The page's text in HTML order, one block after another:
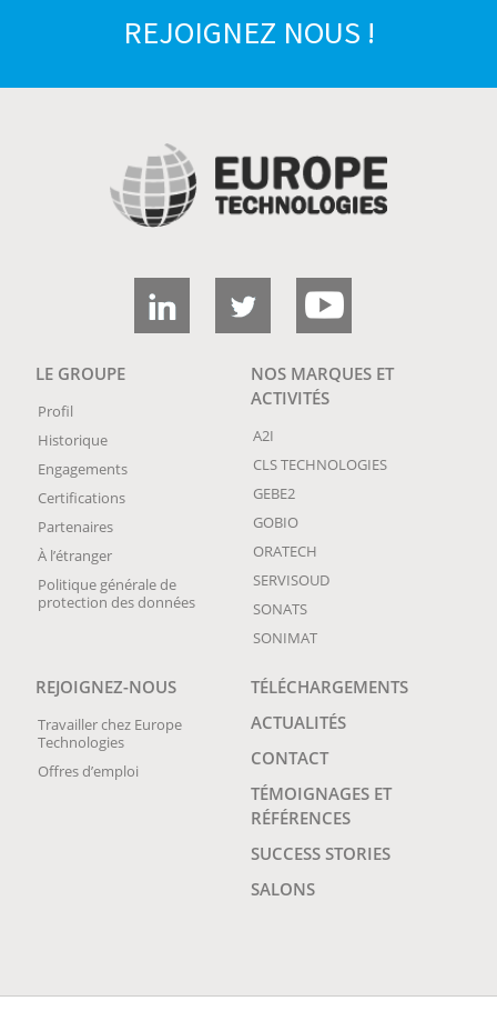
REJOIGNEZ NOUS !
LE GROUPE
Profil
Historique
Engagements
Certifications
Partenaires
À l’étranger
Politique générale de
protection des données
NOS MARQUES ET
ACTIVITÉS
A2I
CLS TECHNOLOGIES
GEBE2
GOBIO
ORATECH
SERVISOUD
SONATS
SONIMAT
REJOIGNEZ-NOUS
Travailler chez Europe
Technologies
Offres d’emploi
TÉLÉCHARGEMENTS
ACTUALITÉS
CONTACT
TÉMOIGNAGES ET
RÉFÉRENCES
SUCCESS STORIES
SALONS